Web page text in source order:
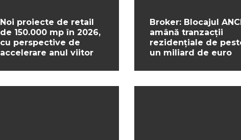
Noi proiecte de retail
de 150.000 mp în 2026,
cu perspective de
accelerare anul viitor
Broker: Blocajul
amână tranzacții
rezidențiale de
un miliard de euro